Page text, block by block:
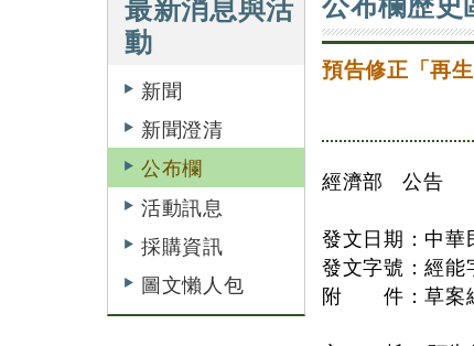
最新消息與活
動
新聞
新聞澄清
公布欄
活動訊息
採購資訊
圖文懶人包
公布欄歷史
預告修正「再
經濟部 公告
發文日期：中華
發文字號：經能
附 件：草案